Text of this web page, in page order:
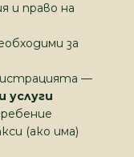
и право на
за
—
услуги
(ако има)